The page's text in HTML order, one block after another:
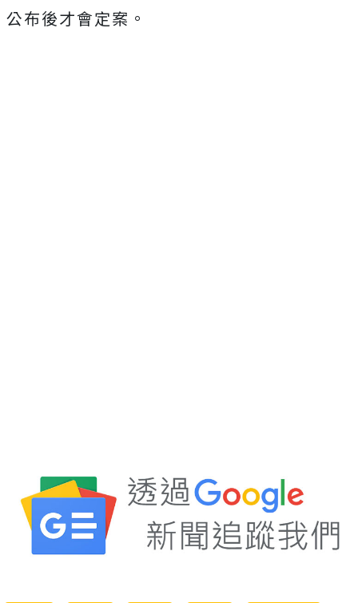
公布後才會定案。